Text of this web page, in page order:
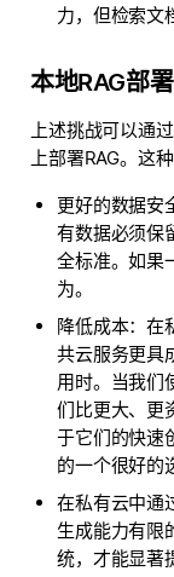
力，但检索文
本地RAG部署
上述挑战可以通
上部署RAG。这
更好的数据安
有数据必须保
全标准。如果
为。
降低成本：在
共云服务更具
用时。当我们
们比更大、更
于它们的快速
的一个很好的
在私有云中通
生成能力有限
统，才能显著